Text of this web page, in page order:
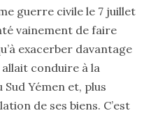
guerre civile le 7 juillet
vainement de faire
exacerber davantage
conduire à la
Yémen et, plus
de ses biens. C’est